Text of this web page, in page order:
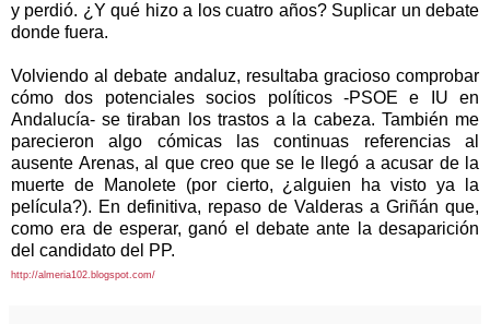
y perdió. ¿Y qué hizo a los cuatro años? Suplicar un debate
donde fuera.
Volviendo al debate andaluz, resultaba gracioso comprobar
cómo dos potenciales socios políticos -PSOE e IU en
Andalucía- se tiraban los trastos a la cabeza. También me
parecieron algo cómicas las continuas referencias al
ausente Arenas, al que creo que se le llegó a acusar de la
muerte de Manolete (por cierto, ¿alguien ha visto ya la
película?). En definitiva, repaso de Valderas a Griñán que,
como era de esperar, ganó el debate ante la desaparición
del candidato del PP.
http://almeria102.blogspot.com/